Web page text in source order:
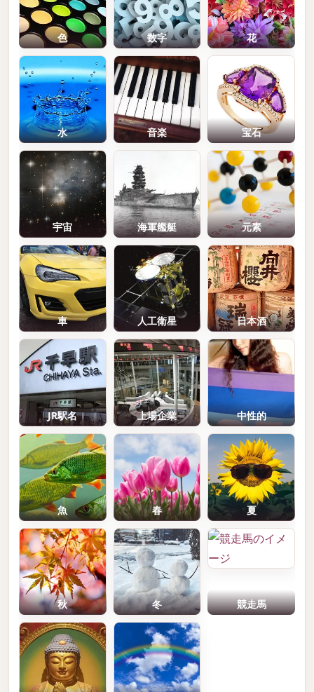
色 数字 花
水 音楽 宝石
宇宙 海軍艦艇 元素
車 人工衛星 日本酒
JR駅名 上場企業 中性的
魚 春 夏
秋 冬 競走馬